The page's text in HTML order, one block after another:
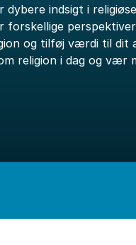
indsigt i
og tilføj værdi til dit
religion i dag og vær